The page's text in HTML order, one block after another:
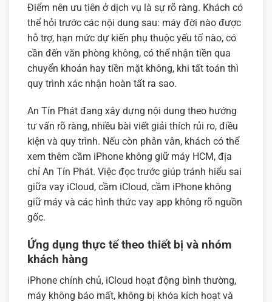
Điểm nên ưu tiên ở dịch vụ là sự rõ ràng. Khách có
thể hỏi trước các nội dung sau: máy đời nào được
hỗ trợ, hạn mức dự kiến phụ thuộc yếu tố nào, có
cần đến văn phòng không, có thể nhận tiền qua
chuyển khoản hay tiền mặt không, khi tất toán thì
quy trình xác nhận hoàn tất ra sao.
An Tín Phát đang xây dựng nội dung theo hướng
tư vấn rõ ràng, nhiều bài viết giải thích rủi ro, điều
kiện và quy trình. Nếu còn phân vân, khách có thể
xem thêm cầm iPhone không giữ máy HCM, địa
chỉ An Tín Phát. Việc đọc trước giúp tránh hiểu sai
giữa vay iCloud, cầm iCloud, cầm iPhone không
giữ máy và các hình thức vay app không rõ nguồn
gốc.
Ứng dụng thực tế theo thiết bị và nhóm
khách hàng
iPhone chính chủ, iCloud hoạt động bình thường,
máy không báo mất, không bị khóa kích hoạt và